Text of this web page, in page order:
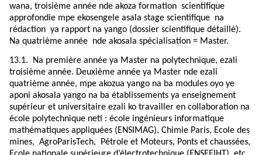
wana, troisième année nde akoza formation scientifique
approfondie mpe ekosengele asala stage scientifique na
rédaction ya rapport na yango (dossier scientifique détaillé).
Na quatrième année nde akosala spécialisation = Master.
13.1.
Na première année ya Master na polytechnique, ezali
troisième année. Deuxième année ya Master nde ezali
quatrième année, mpe akozua yango na ba modules oyo ye
aponi akosala yango na ba établissements ya enseignement
supérieur et universitaire ezali ko travailler en collaboration na
école polytechnique neti : école ingénieurs informatique
mathématiques appliquées (ENSIMAG), Chimie Paris, Ecole des
mines, AgroParisTech, Pétrole et Moteurs, Ponts et chaussées,